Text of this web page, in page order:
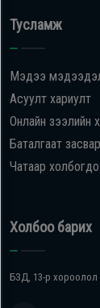
Тусламж
Мэдээ
Асуулт хариулт
Онлайн зээлийн
Баталгаат
Чатаар
Холбоо барих
БЗД, 13-р